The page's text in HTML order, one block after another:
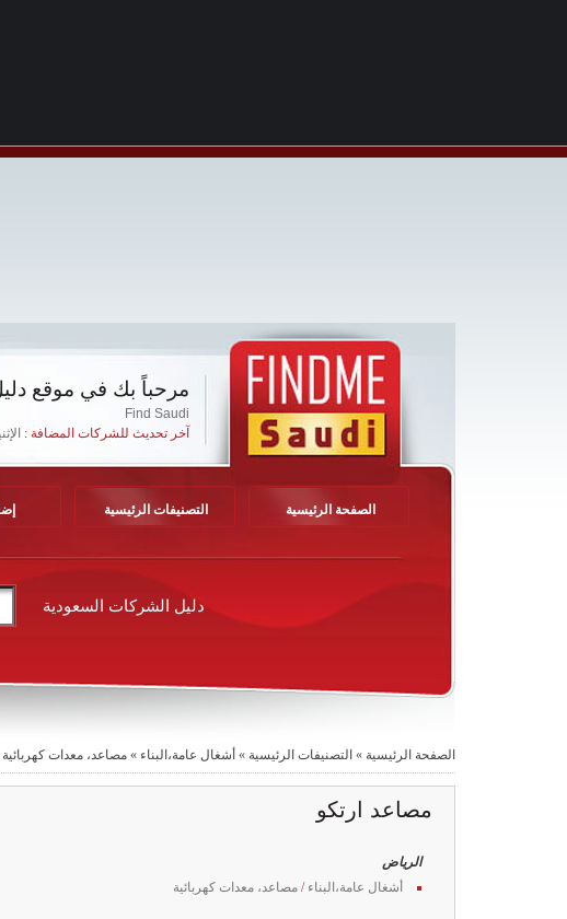
مرحباً بك في موقع
Find Saudi
آخر تحديث للشركات المضافة : الإثنين 20 صفر 1448
الصفحة الرئيسية التصنيفات الرئيسية
دليل الشركات السعودية
الصفحة الرئيسية » التصنيفات الرئيسية » أشغال عامة،البناء » مصاعد، معدات كهربائية
مصاعد ارتكو
الرياض
أشغال عامة،البناء / مصاعد، معدات كهربائية